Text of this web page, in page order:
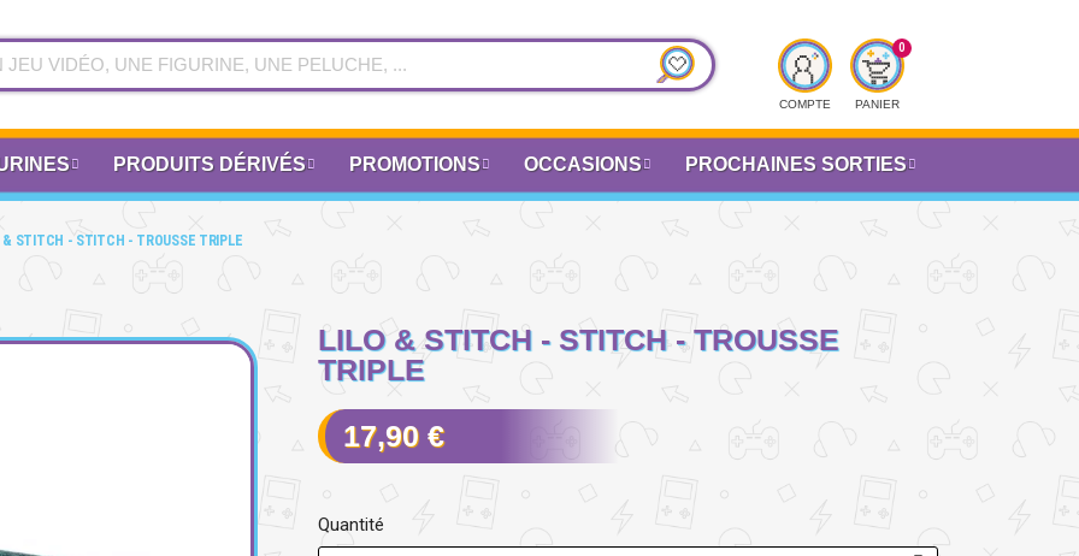
COMPTE PANIER
PRODUITS DÉRIVÉS PROMOTIONS OCCASIONS PROCHAINES SORTIES
& STITCH - STITCH - TROUSSE TRIPLE
LILO & STITCH - STITCH - TROUSSE
TRIPLE
17,90 €
Quantité